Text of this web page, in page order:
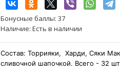
Бонусные баллы: 37
Наличие: Есть в наличии
Состав: Торрияки, Харди, Сяки
сливочной шапочкой. Всего - 32 шт